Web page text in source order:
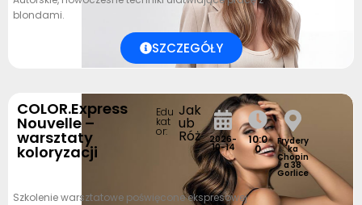
SZCZEGÓŁY
blondami.
COLOR.Express
Nouvelle –
warsztaty
koloryzacji
Edu
kat
or:
Jak
ub
Róż 2026-
10-14
10:0
0
Frydery
ka
Chopin
a 38
Gorlice
Szkolenie warsztatowe poświęcone ekspresowej